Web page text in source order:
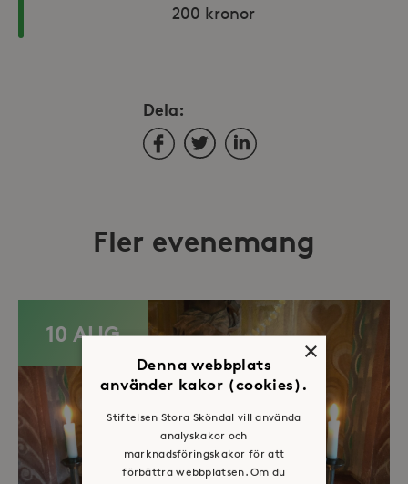
200 kronor
Dela:
FacebookTwitterLinkedIn
Fler evenemang
10 AUG
×
Denna webbplats
använder kakor (cookies).
Stiftelsen Stora Sköndal vill använda
analyskakor och
marknadsföringskakor för att
förbättra webbplatsen. Om du